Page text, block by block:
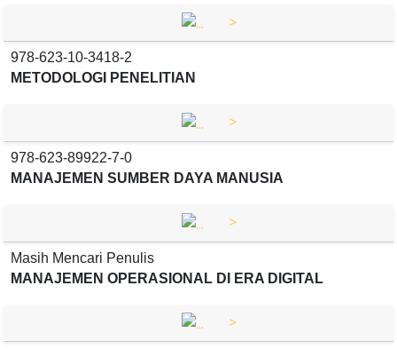
>
978-623-10-3418-2
METODOLOGI PENELITIAN
>
978-623-89922-7-0
MANAJEMEN SUMBER DAYA MANUSIA
>
Masih Mencari Penulis
MANAJEMEN OPERASIONAL DI ERA DIGITAL
>